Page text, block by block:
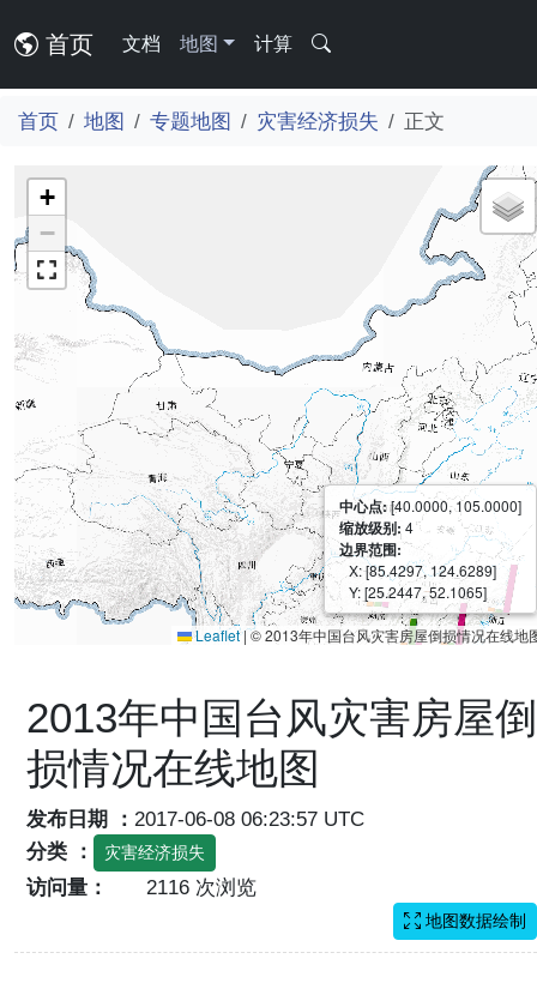
首页 文档 地图 计算
首页 地图 专题地图 灾害经济损失 正文
+
−
中心点:[40.0000, 105.0000]
缩放级别: 4
边界范围:
X: [85.4297, 124.6289]
Y: [25.2447, 52.1065]
Leaflet |© 2013年中国台风灾害房屋倒损情况在线地
2013年中国台风灾害房屋倒
损情况在线地图
发布日期 ： 2017-06-08 06:23:57 UTC
分类 ：
灾害经济损失
访问量： 2116 次浏览
地图数据绘制